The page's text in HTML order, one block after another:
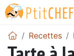
Recettes